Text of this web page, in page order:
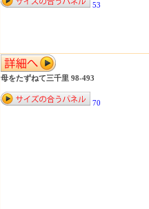
53
母をたずねて三千里 98-493
70